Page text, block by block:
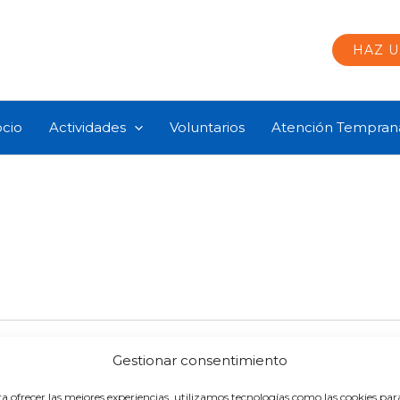
Gestionar consentimiento
ofrecer las mejores experiencias, utilizamos tecnologías como las cookies
HAZ
Actividades Voluntarios Atención
encontrar lo que estás buscando. Quizá pueda